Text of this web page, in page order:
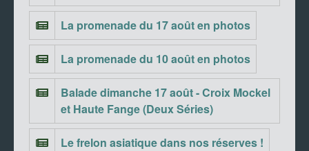
La promenade du 17 août en photos
La promenade du 10 août en photos
Balade dimanche 17 août - Croix Mockel
et Haute Fange (Deux Séries)
Le frelon asiatique dans nos réserves !